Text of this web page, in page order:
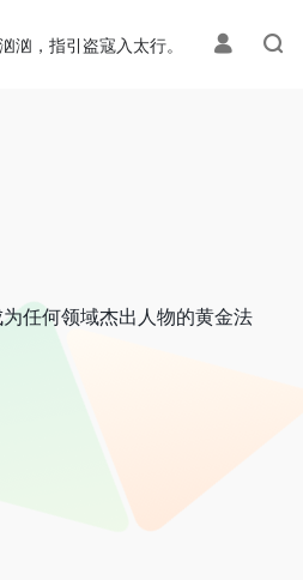
汹，指引盗寇入太行。
任何领域杰出人物的黄金法